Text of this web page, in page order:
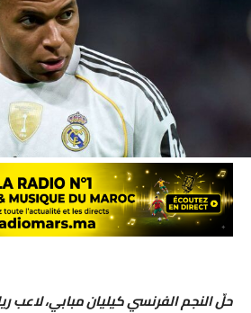
حلّ النجم الفرنسي كيليان مبابي، لاعب